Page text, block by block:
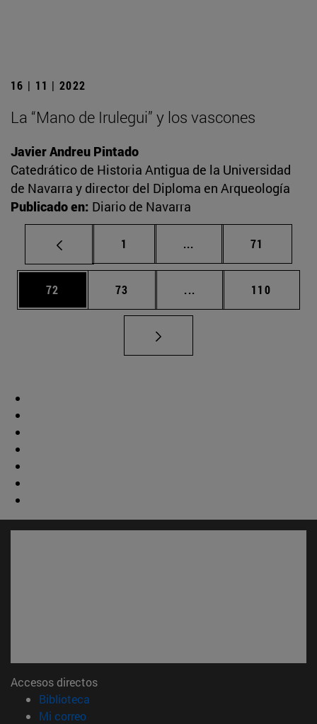
16 | 11 | 2022
La “Mano de Irulegui” y los vascones
Javier Andreu Pintado
Catedrático de Historia Antigua de la Universidad
de Navarra y director del Diploma en Arqueología
Publicado en: Diario de Navarra
Página
1 ... Páginas intermedias
Página
71
Página
72 Página
73 ... Páginas intermedias
Página
110
Accesos directos
Biblioteca
Mi correo(abre en nueva ventana)